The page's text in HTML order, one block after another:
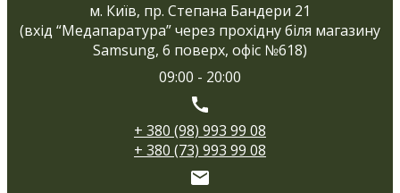
м. Київ, пр. Степана Бандери 21
(вхід “Медапаратура” через прохідну біля магазину
Samsung, 6 поверх, офіс №618)
09:00 - 20:00
+ 380 (98) 993 99 08
+ 380 (73) 993 99 08